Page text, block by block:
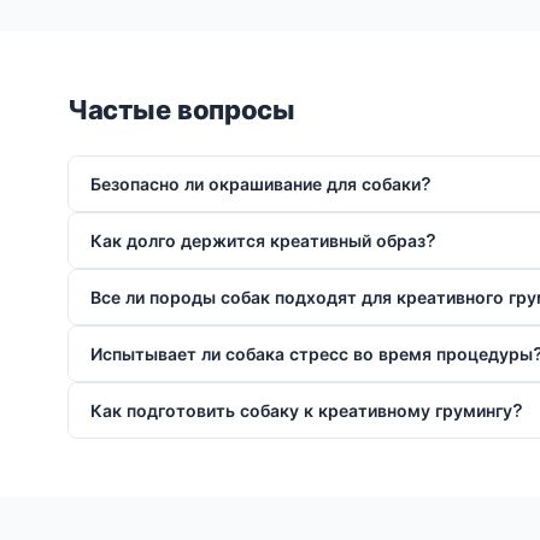
Частые вопросы
Безопасно ли окрашивание для собаки?
Как долго держится креативный образ?
Все ли породы собак подходят для креативного
Испытывает ли собака стресс во время
Как подготовить собаку к креативному грумингу?